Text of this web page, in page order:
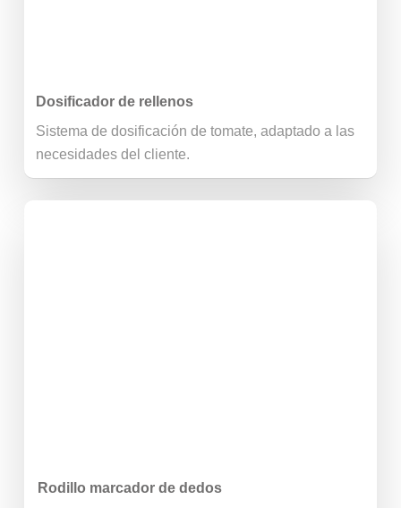
Dosificador de rellenos
Sistema de dosificación de tomate, adaptado a las
necesidades del cliente.
Rodillo marcador de dedos